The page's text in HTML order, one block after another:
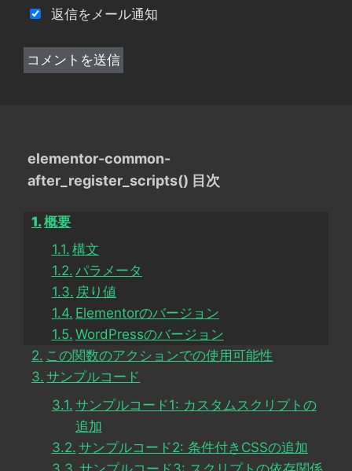
返信をメール通知
elementor-common-
after_register_scripts() 目次
概要
構文
パラメータ
戻り値
Elementorのバージョン
WordPressのバージョン
この関数のアクションでの使用可能性
サンプルコード
サンプルコード1: カスタムスクリプトの
追加
サンプルコード2: 条件付きCSSの追加